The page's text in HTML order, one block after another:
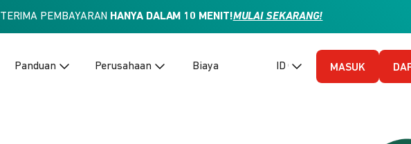
TERIMA PEMBAYARAN HANYA DALAM 10 MENIT!MULAI SEKARANG!
Panduan Perusahaan Biaya ID (Bahasa Indonesia)
MASUK